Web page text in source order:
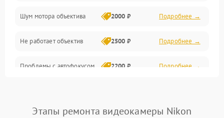
Шум мотора объектива 2000 ₽ Подробнее →
Не работает объектив 2500 ₽ Подробнее →
Проблемы с автофокусом 2200 ₽ Подробнее →
Этапы ремонта видеокамеры Nikon